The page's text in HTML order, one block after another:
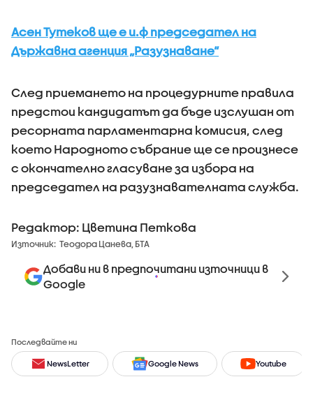
Асен Тутеков ще е и.ф председател на
Държавна агенция „Разузнаване“
След приемането на процедурните правила
предстои кандидатът да бъде изслушан от
ресорната парламентарна комисия, след
което Народното събрание ще се произнесе
с окончателно гласуване за избора на
председател на разузнавателната служба.
Редактор: Цветина Петкова
Източник: Теодора Цанева, БТА
Добави ни в предпочитани източници в
Google
Последвайте ни
NewsLetter Google News Youtube